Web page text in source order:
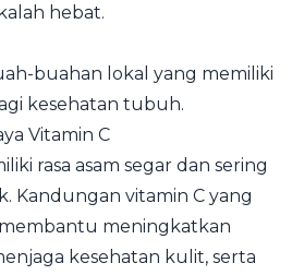
hebat.
buahan lokal yang memiliki
kesehatan tubuh.
Vitamin C
rasa asam segar dan sering
Kandungan vitamin C yang
meningkatkan
kesehatan kulit, serta